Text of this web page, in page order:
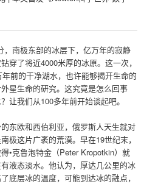
，南极东部的冰层下，亿万年的寂静
穿了将近4000米厚的冰原。这一次，
前的干净湖水，也许能够揭开生命的
星生命的研究。这究竟是怎么回事
让我们从100多年前开始谈起吧。
东欧和西伯利亚，俄罗斯人天生就对
极这片广袤的荒漠。早在19世纪末，
•克鲁泡特金（Peter Kropotkin）就
液态淡水。他认为，厚达几公里的冰
底层冰的温度，可能到达冰的融点，